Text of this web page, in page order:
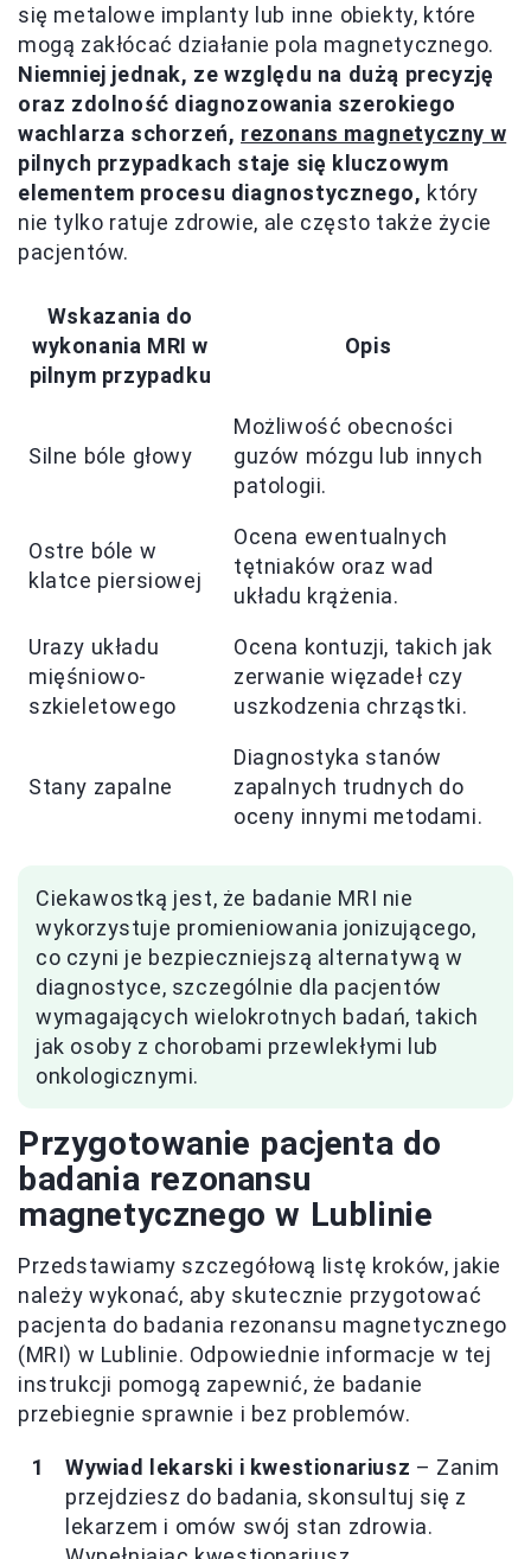
się metalowe implanty lub inne obiekty, które
mogą zakłócać działanie pola magnetycznego.
Niemniej jednak, ze względu na dużą precyzję
oraz zdolność diagnozowania szerokiego
wachlarza schorzeń, rezonans magnetyczny w
pilnych przypadkach staje się kluczowym
elementem procesu diagnostycznego, który
nie tylko ratuje zdrowie, ale często także życie
pacjentów.
Wskazania do
wykonania MRI w
pilnym przypadku
Opis
Silne bóle głowy
Możliwość obecności
guzów mózgu lub innych
patologii.
Ostre bóle w
klatce piersiowej
Ocena ewentualnych
tętniaków oraz wad
układu krążenia.
Urazy układu
mięśniowo-
szkieletowego
Ocena kontuzji, takich jak
zerwanie więzadeł czy
uszkodzenia chrząstki.
Stany zapalne
Diagnostyka stanów
zapalnych trudnych do
oceny innymi metodami.
Ciekawostką jest, że badanie MRI nie
wykorzystuje promieniowania jonizującego,
co czyni je bezpieczniejszą alternatywą w
diagnostyce, szczególnie dla pacjentów
wymagających wielokrotnych badań, takich
jak osoby z chorobami przewlekłymi lub
onkologicznymi.
Przygotowanie pacjenta do
badania rezonansu
magnetycznego w Lublinie
Przedstawiamy szczegółową listę kroków, jakie
należy wykonać, aby skutecznie przygotować
pacjenta do badania rezonansu magnetycznego
(MRI) w Lublinie. Odpowiednie informacje w tej
instrukcji pomogą zapewnić, że badanie
przebiegnie sprawnie i bez problemów.
Wywiad lekarski i kwestionariusz – Zanim
przejdziesz do badania, skonsultuj się z
lekarzem i omów swój stan zdrowia.